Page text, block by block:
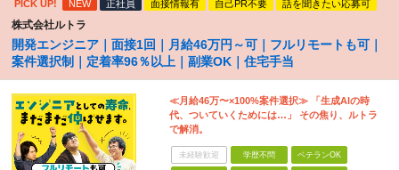
PICK UP! NEW 正社員 面接情報有 自己PR不要 話を聞きたい応募可
株式会社ルトラ
開発エンジニア｜面接1回｜月給46万円～可｜フルリモートも可｜
案件選択制｜定着率96％以上｜副業OK｜住宅手当
≪月給46万〜×100%案件選択≫ 「生成AIの時
代、ついていくためには…」 その焦り、ルトラ
で解消。
未経験歓迎 学歴不問 ベテランOK